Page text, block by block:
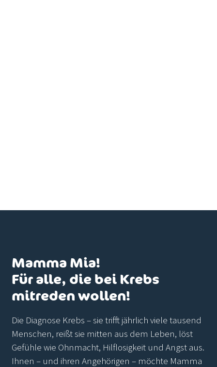
Mamma Mia!
Für alle, die bei Krebs
mitreden wollen!
Die Diagnose Krebs – sie trifft jährlich viele tausend
Menschen, reißt sie mitten aus dem Leben, löst
Gefühle wie Ohnmacht, Hilflosigkeit und Angst aus.
Ihnen – und ihren Angehörigen – möchte Mamma